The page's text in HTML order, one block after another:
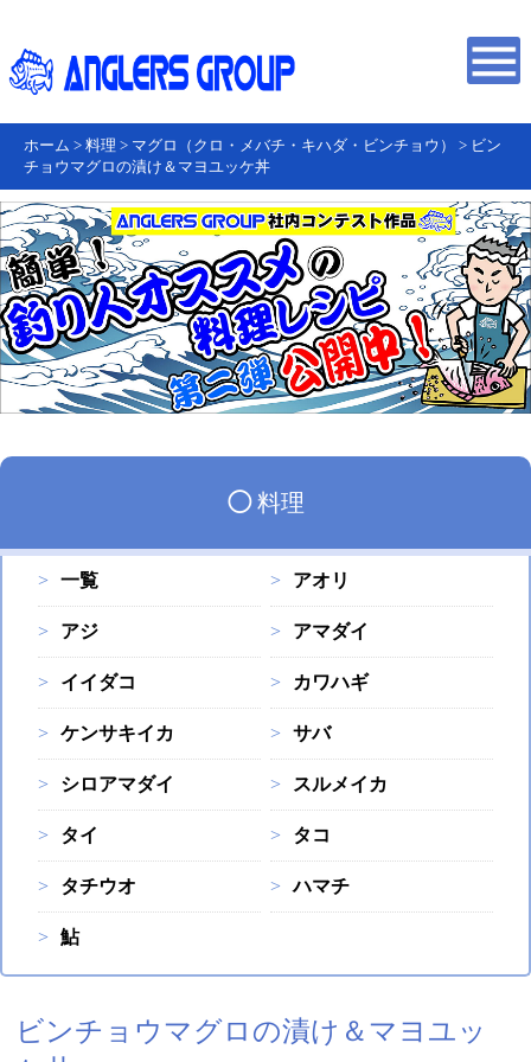
ホーム > 料理 > マグロ（クロ・メバチ・キハダ・ビンチョウ） > ビン
チョウマグロの漬け＆マヨユッケ丼
◯料理
一覧 アオリ
アジ アマダイ
イイダコ カワハギ
ケンサキイカ サバ
シロアマダイ スルメイカ
タイ タコ
タチウオ ハマチ
鮎
ビンチョウマグロの漬け＆マヨユッ